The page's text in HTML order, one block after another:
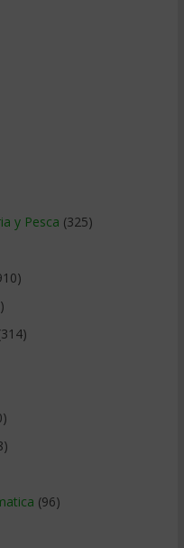
y Pesca (325)
(96)